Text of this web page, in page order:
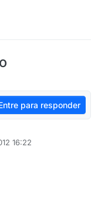
para responder
16:22